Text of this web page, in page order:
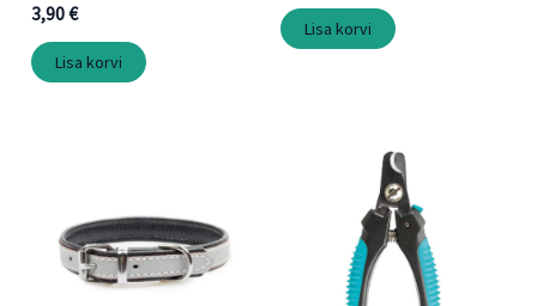
3,90€
Lisa korvi
Lisa korvi